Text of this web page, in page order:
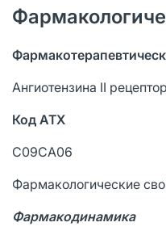
Ангиотензина II
Код АТХ
C09CA06
Фармакологические
Фармакодинамика